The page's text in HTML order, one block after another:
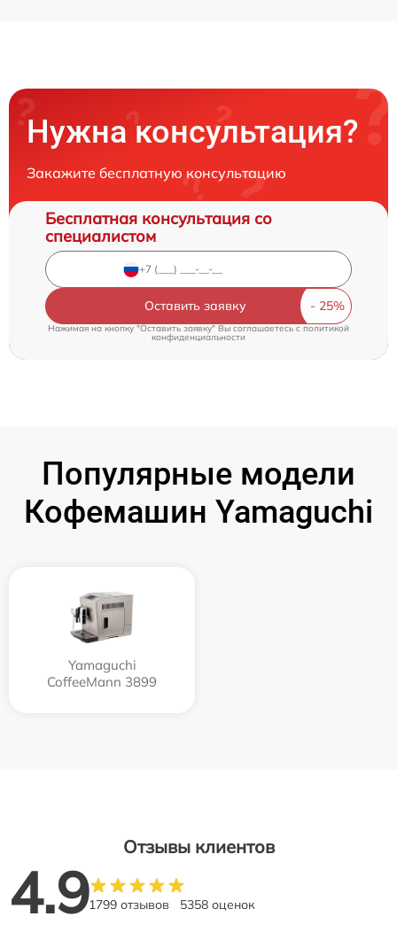
Нужна консультация?
Закажите бесплатную консультацию
Бесплатная консультация со
специалистом
Оставить заявку
Нажимая на кнопку "Оставить заявку" Вы соглашаетесь cполитикой
конфиденциальности
Популярные модели
Кофемашин Yamaguchi
Yamaguchi
CoffeeMann 3899
Отзывы клиентов
4.91799 отзывов 5358 оценок